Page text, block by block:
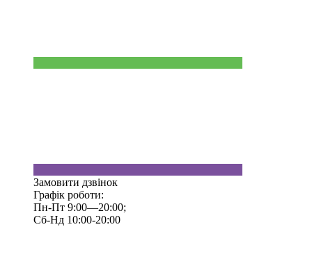
Замовити дзвінок
Графік роботи:
Пн-Пт 9:00—20:00;
Сб-Нд 10:00-20:00